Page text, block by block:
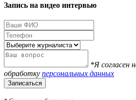
Запись на видео интервью
*Я согласен
обработку персональных данных
Записаться